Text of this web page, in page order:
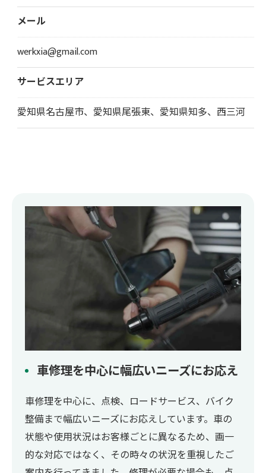
メール
werkxia@gmail.com
サービスエリア
愛知県名古屋市、愛知県尾張東、愛知県知多、西三河
車修理を中心に幅広いニーズにお応え
車修理を中心に、点検、ロードサービス、バイク
整備まで幅広いニーズにお応えしています。車の
状態や使用状況はお客様ごとに異なるため、画一
的な対応ではなく、その時々の状況を重視したご